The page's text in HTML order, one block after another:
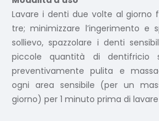
Lavare i denti due volte al giorno
tre; minimizzare l’ingerimento e
sollievo, spazzolare i denti
piccole quantità di dentifricio
preventivamente pulita e
ogni area sensibile (per un
giorno) per 1 minuto prima di